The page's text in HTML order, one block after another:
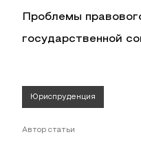
Проблемы
государственной
Юриспруденция
Автор статьи